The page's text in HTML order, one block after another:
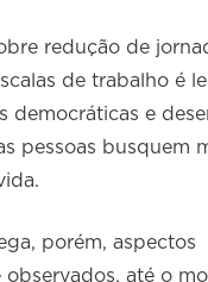
redução de
de trabalho é
democráticas e
pessoas busquem
porém, aspectos
observados, até o